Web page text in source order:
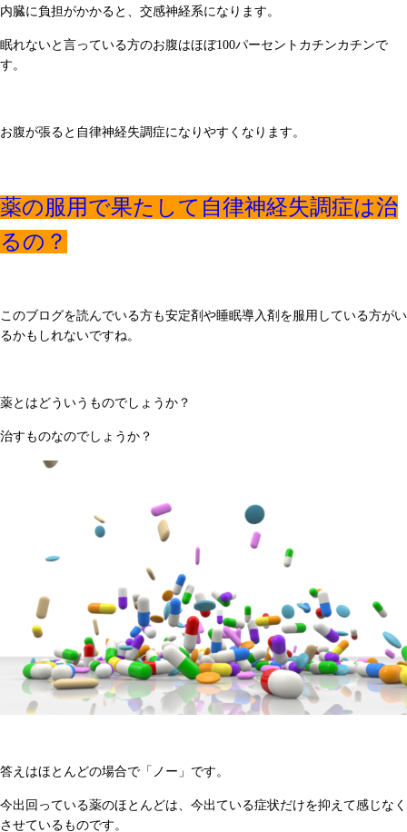
内臓に負担がかかると、交感神経系になります。
眠れないと言っている方のお腹はほぼ100パーセントカチンカチンで
す。
お腹が張ると自律神経失調症になりやすくなります。
薬の服用で果たして自律神経失調症は治
るの？
このブログを読んでいる方も安定剤や睡眠導入剤を服用している方がい
るかもしれないですね。
薬とはどういうものでしょうか？
治すものなのでしょうか？
答えはほとんどの場合で「ノー」です。
今出回っている薬のほとんどは、今出ている症状だけを抑えて感じなく
させているものです。